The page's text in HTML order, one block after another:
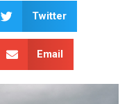
Twitter
Email